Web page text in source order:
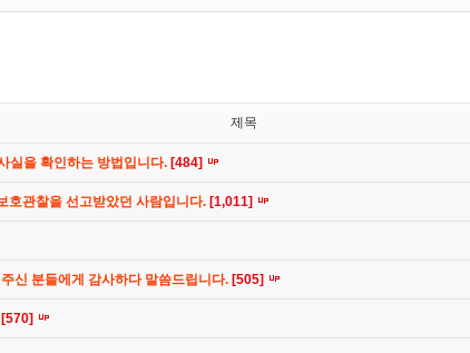
제목
실을 확인하는 방법입니다. [484]
호관찰을 선고받았던 사람입니다. [1,011]
신 분들에게 감사하다 말씀드립니다. [505]
[570]